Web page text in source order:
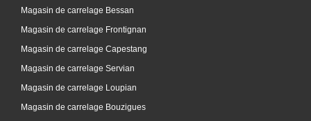
Magasin de carrelage Bessan
Magasin de carrelage Frontignan
Magasin de carrelage Capestang
Magasin de carrelage Servian
Magasin de carrelage Loupian
Magasin de carrelage Bouzigues